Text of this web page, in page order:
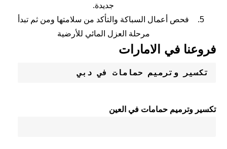
جديدة.
فحص أعمال السباكة والتأكد من سلامتها ومن ثم تبدأ
مرحلة العزل المائي للأرضية
فروعنا في الامارات
تكسير وترميم حمامات في دبي
تكسير وترميم حمامات في العين